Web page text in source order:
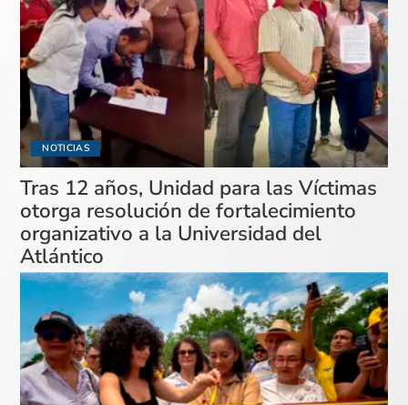
NOTICIAS
Tras 12 años, Unidad para las Víctimas
otorga resolución de fortalecimiento
organizativo a la Universidad del
Atlántico